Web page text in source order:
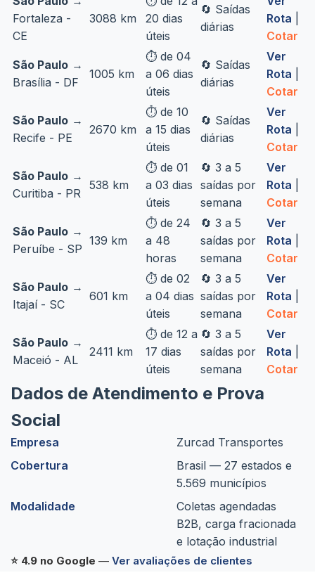
Fortaleza -
CE
3088 km
20 dias
úteis
🔄 Saídas
diárias
Rota
Cotar
São Paulo →
Brasília - DF
1005 km
⏱️ de 04
a 06 dias
úteis
🔄 Saídas
diárias
Ver
Rota
Cotar
São Paulo →
Recife - PE
2670 km
⏱️ de 10
a 15 dias
úteis
🔄 Saídas
diárias
Ver
Rota
Cotar
São Paulo →
Curitiba - PR
538 km
⏱️ de 01
a 03 dias
úteis
🔄 3 a 5
saídas por
semana
Ver
Rota
Cotar
São Paulo →
Peruíbe - SP
139 km
⏱️ de 24
a 48
horas
🔄 3 a 5
saídas por
semana
Ver
Rota
Cotar
São Paulo →
Itajaí - SC
601 km
⏱️ de 02
a 04 dias
úteis
🔄 3 a 5
saídas por
semana
Ver
Rota
Cotar
São Paulo →
Maceió - AL
2411 km
⏱️ de 12 a
17 dias
úteis
🔄 3 a 5
saídas por
semana
Ver
Rota
Cotar
Dados de Atendimento e Prova
Social
Empresa
Zurcad Transportes
Cobertura
Brasil — 27 estados e
5.569 municípios
Modalidade
Coletas agendadas
B2B, carga fracionada
e lotação industrial
⭐ 4.9 no Google — Ver avaliações de clientes